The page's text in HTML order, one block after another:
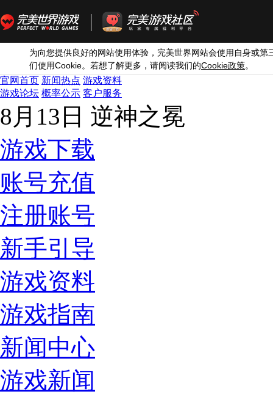
为向您提供良好的网站使用体验，完美世界网站会使用自身或第
们使用Cookie。若想了解更多，请阅读我们的Cookie政策。
官网首页 新闻热点 游戏资料
游戏论坛 概率公示 客户服务
8月13日 逆神之冕
游戏下载
账号充值
注册账号
新手引导
游戏资料
游戏指南
新闻中心
游戏新闻